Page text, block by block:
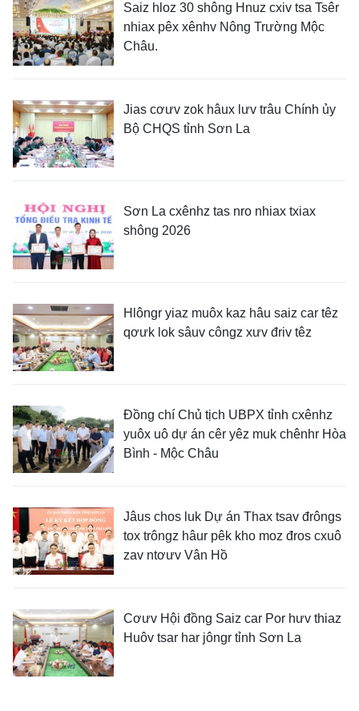
Saiz hloz 30 shông Hnuz cxiv tsa Tsêr
nhiax pêx xênhv Nông Trường Mộc
Châu.
Jias cơưv zok hâux lưv trâu Chính ủy
Bộ CHQS tỉnh Sơn La
Sơn La cxênhz tas nro nhiax txiax
shông 2026
Hlôngr yiaz muôx kaz hâu saiz car têz
qơưk lok sâuv côngz xưv đriv têz
Đồng chí Chủ tịch UBPX tỉnh cxênhz
yuôx uô dự án cêr yêz muk chênhr Hòa
Bình - Mộc Châu
Jâus chos luk Dự án Thax tsav đrôngs
tox trôngz hâur pêk kho moz đros cxuô
zav ntơưv Vân Hồ
Cơưv Hội đồng Saiz car Por hưv thiaz
Huôv tsar har jôngr tỉnh Sơn La